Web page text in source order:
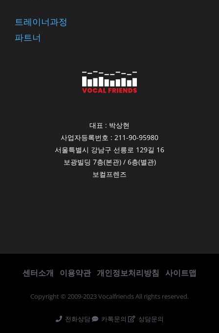
트레이너과정
파트너
대표 : 박상현
사업자등록번호 : 211-90-95980
서울특별시 강남구 선릉로 129길 16
보광빌딩 7층(본관) / 6층(별관)
보컬프렌즈
센터소개 이용약관 개인정보처리방침 사이트맵
Copyright © 2009-2023 Vocalfriends All rights reserved.
전화상담 카톡문의 상담문의